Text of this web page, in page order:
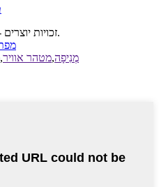
© זכויות יוצרים - 2010-2026: כל הזכויות שמורות.
מְנִיפָה,מטהר אוויר,